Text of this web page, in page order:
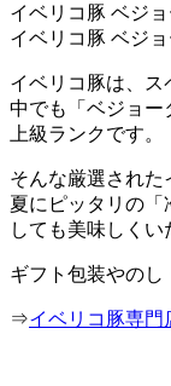
イベリコ豚 ベジ
イベリコ豚 ベジ
イベリコ豚は、ス
中でも「ベジョー
上級ランクです。
そんな厳選された
夏にピッタリの「
しても美味しくい
ギフト包装やのし
⇒イベリコ豚専門